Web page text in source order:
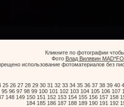
Кликните по фотографии
Фото Влад Вилявин
использование фотоматериалов без
25 26 27 28 29 30 31 32 33 34 35 36 37 38 39 40
95 96 97 98 99 100 101 102 103 104 105 106 107
148 149 150 151 152 153 154 155 156 157 158
184 185 186 187 188 189 190 191 192